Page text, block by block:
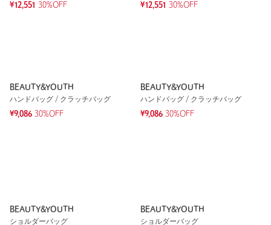
¥12,551 30%OFF
¥12,551 30%OFF
BEAUTY&YOUTH
ハンドバッグ / クラッチバッグ
¥9,086 30%OFF
BEAUTY&YOUTH
ハンドバッグ / クラッチバッグ
¥9,086 30%OFF
BEAUTY&YOUTH
ショルダーバッグ
BEAUTY&YOUTH
ショルダーバッグ